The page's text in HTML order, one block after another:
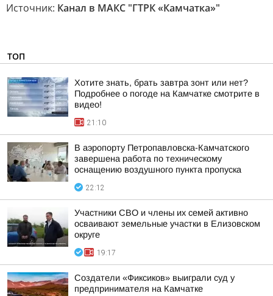
Источник: Канал в МАКС "ГТРК «Камчатка»"
ТОП
Хотите знать, брать завтра зонт или нет?
Подробнее о погоде на Камчатке смотрите в
видео!
21:10
В аэропорту Петропавловска-Камчатского
завершена работа по техническому
оснащению воздушного пункта пропуска
22:12
Участники СВО и члены их семей активно
осваивают земельные участки в Елизовском
округе
19:17
Создатели «Фиксиков» выиграли суд у
предпринимателя на Камчатке